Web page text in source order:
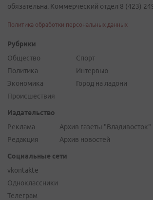
обязательна. Коммерческий отдел 8 (423)
Политика обработки персональных данных
Рубрики
Общество
Политика
Экономика
Происшествия
Спорт
Интервью
Город на ладони
Издательство
Реклама
Редакция
Архив газеты "Владивосток"
Архив новостей
Социальные сети
vkontakte
Одноклассники
Телеграм